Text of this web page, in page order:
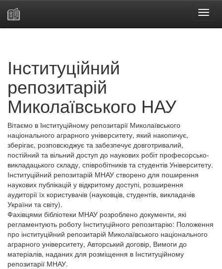
Інституційний
репозитарій
Миколаївського НАУ
Вітаємо в Інституційному репозитарії Миколаївського
національного аграрного університету, який накопичує,
зберігає, розповсюджує та забезпечує довготривалий,
постійний та вільний доступ до наукових робіт професорсько-
викладацького складу, співробітників та студентів Університету.
Інституційний репозитарій МНАУ створено для поширення
наукових публікацій у відкритому доступі, розширення
аудиторії їх користувачів (науковців, студентів, викладачів
України та світу).
Фахівцями бібліотеки МНАУ розроблено документи, які
регламентують роботу Інституційного репозитарію: Положення
про інституційний репозитарій Миколаївського національного
аграрного університету, Авторський договір, Вимоги до
матеріалів, наданих для розміщення в Інституційному
репозитарії МНАУ.